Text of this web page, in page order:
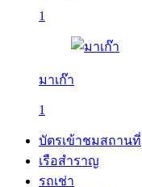
1
มาเก๊า
1
บัตรเข้าชมสถานที่
เรือสำราญ
รถเช่า